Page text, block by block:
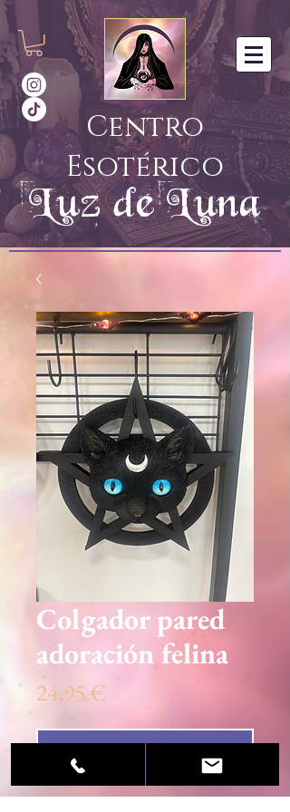
Centro
Esotérico
Luz de Luna
Colgador pared
adoración felina
24,95 €
Agotado
Placa de pared con pentagrama de